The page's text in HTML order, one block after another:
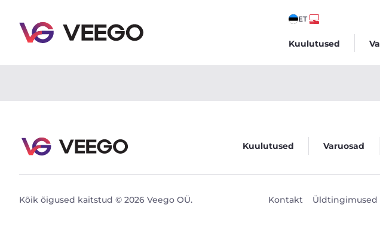
ET
Kuulutused
Kuulutused Varuosad
Kõik õigused kaitstud © 2026 Veego OÜ. Kontakt Üldtingimused